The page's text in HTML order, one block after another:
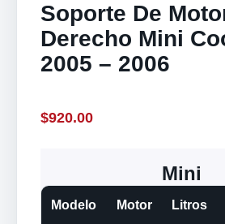
Soporte De
Derecho Mini
2005 – 2006
$920.00
Mini
Modelo Motor Litros